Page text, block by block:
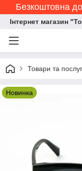
Безкоштовна
Інтернет магазин
Товари та
Новинка